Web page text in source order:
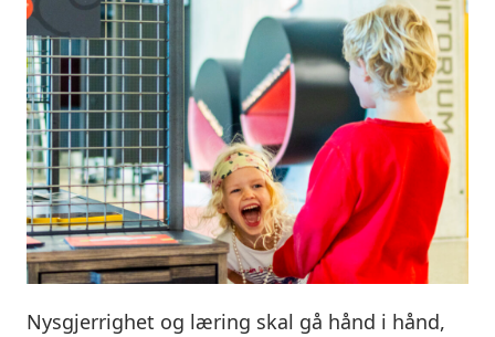
Nysgjerrighet og læring skal gå hånd i hånd,